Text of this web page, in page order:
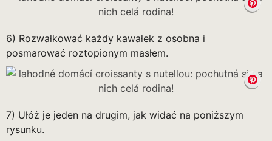
6) Rozwałkować każdy kawałek z osobna i
posmarować roztopionym masłem.
7) Ułóż je jeden na drugim, jak widać na poniższym
rysunku.